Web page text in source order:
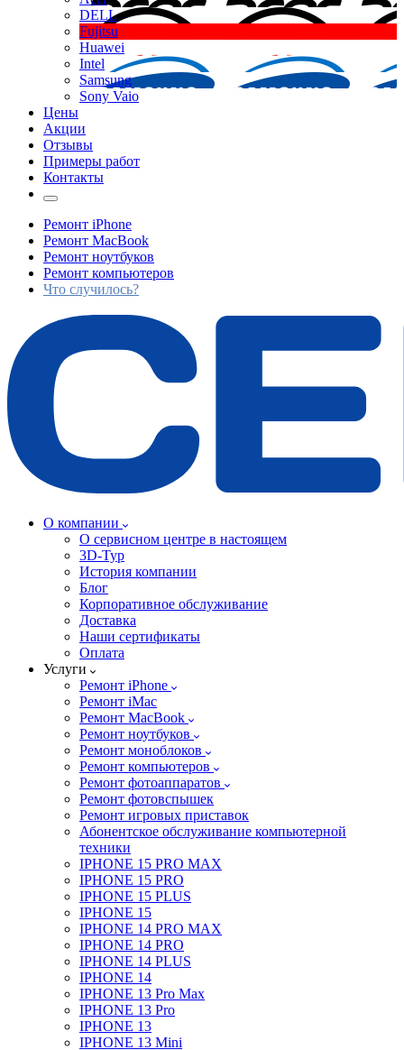
DELL
Fujitsu
Huawei
Intel
Samsung
Sony Vaio
Цены
Акции
Отзывы
Примеры работ
Контакты
Ремонт iPhone
Ремонт MacBook
Ремонт ноутбуков
Ремонт компьютеров
Что случилось?
О компании
О сервисном центре в настоящем
3D-Тур
История компании
Блог
Корпоративное обслуживание
Доставка
Наши сертификаты
Оплата
Услуги
Ремонт iPhone
Ремонт iMac
Ремонт MacBook
Ремонт ноутбуков
Ремонт моноблоков
Ремонт компьютеров
Ремонт фотоаппаратов
Ремонт фотовспышек
Ремонт игровых приставок
Абонентское обслуживание компьютерной
техники
IPHONE 15 PRO MAX
IPHONE 15 PRO
IPHONE 15 PLUS
IPHONE 15
IPHONE 14 PRO MAX
IPHONE 14 PRO
IPHONE 14 PLUS
IPHONE 14
IPHONE 13 Pro Max
IPHONE 13 Pro
IPHONE 13
IPHONE 13 Mini